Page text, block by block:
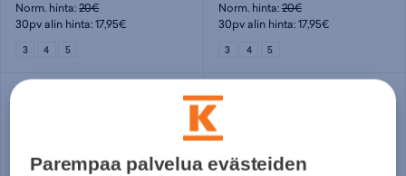
Norm. hinta:20€
30pv alin hinta: 17,95€
3 4 5
Norm. hinta:20€
30pv alin hinta: 17,95€
3 4 5
Parempaa palvelua evästeiden